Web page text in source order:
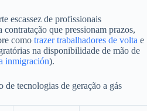
escassez de profissionais
que pressionam prazos,
como trazer trabalhadores de volta e
na disponibilidade de mão de
inmigración).
tecnologias de geração a gás